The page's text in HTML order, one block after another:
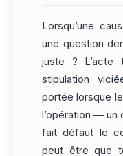
Lorsqu’une
une question
juste ? L’acte
stipulation
portée lorsque
l’opération — un
fait défaut le
peut être que